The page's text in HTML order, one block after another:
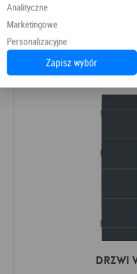
Dodaj
Drzwi
Analityczne
Marketingowe
Personalizacyjne
Zapisz wybór